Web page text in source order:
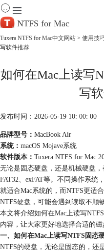
NTFS for Mac
下 载
购买
Tuxera NTFS for Mac中文网站 > 使用技
写软件推荐
如何在Mac上读写
写
发布时间：2026-05-19 10: 00: 00
品牌型号： MacBook Air
系统： macOS Mojave系统
软件版本： Tuxera NTFS for Mac
无论是固态硬盘，还是机械硬盘，
FAT32、exFAT等。不同操作系统
就适合Mac系统的，而NTFS更适
NTFS硬盘，可能会遇到读取不顺
本文将介绍如何在Mac上读写
内容，让大家更好地选择合适的磁
一、如何在Mac上读写NTFS固态
NTFS的硬盘，无论是固态的，还